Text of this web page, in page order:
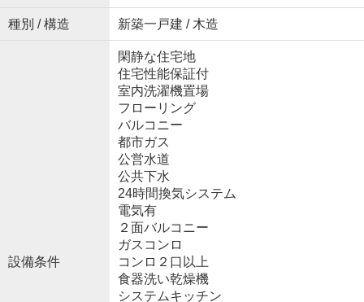
種別 / 構造 新築一戸建 / 木造
設備条件
閑静な住宅地
住宅性能保証付
室内洗濯機置場
フローリング
バルコニー
都市ガス
公営水道
公共下水
24時間換気システム
電気有
２面バルコニー
ガスコンロ
コンロ２口以上
食器洗い乾燥機
システムキッチン